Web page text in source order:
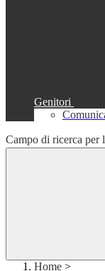
Genitori
Campo di ricerca per
Home >